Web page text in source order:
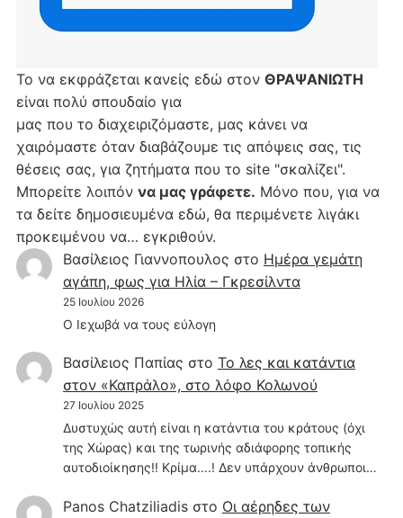
Το να εκφράζεται κανείς εδώ στον ΘΡΑΨΑΝΙΩΤΗ
είναι πολύ σπουδαίο για
μας που το διαχειριζόμαστε, μας κάνει να
χαιρόμαστε όταν διαβάζουμε τις απόψεις σας, τις
θέσεις σας, για ζητήματα που το site "σκαλίζει".
Μπορείτε λοιπόν να μας γράφετε. Μόνο που, για να
τα δείτε δημοσιευμένα εδώ, θα περιμένετε λιγάκι
προκειμένου να… εγκριθούν.
Βασίλειος Γιαννοπουλος στο Hμέρα γεμάτη
αγάπη, φως για Ηλία – Γκρεσίλντα
25 Ιουλίου 2026
Ο Ιεχωβά να τους εύλογη
Βασίλειος Παπίας στο Το λες και κατάντια
στον «Καπράλο», στο λόφο Κολωνού
27 Ιουλίου 2025
Δυστυχώς αυτή είναι η κατάντια του κράτους (όχι
της Χώρας) και της τωρινής αδιάφορης τοπικής
αυτοδιοίκησης!! Κρίμα....! Δεν υπάρχουν άνθρωποι…
Panos Chatziliadisστο Οι αέρηδες των